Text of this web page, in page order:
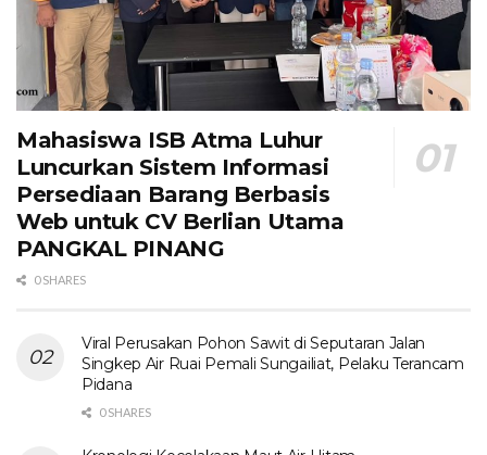
Mahasiswa ISB Atma Luhur
Luncurkan Sistem Informasi
Persediaan Barang Berbasis
Web untuk CV Berlian Utama​
PANGKAL PINANG
0 SHARES
Viral Perusakan Pohon Sawit di Seputaran Jalan
Singkep Air Ruai Pemali Sungailiat, Pelaku Terancam
Pidana
0 SHARES